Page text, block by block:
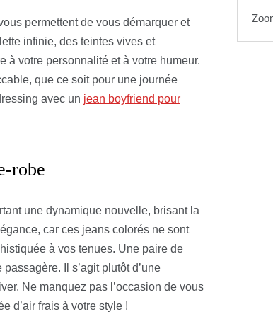
permettent de vous démarquer et
infinie, des teintes vives et
à votre personnalité et à votre humeur.
que ce soit pour une journée
avec un jean boyfriend pour
robe
une dynamique nouvelle, brisant la
car ces jeans colorés ne sont
à vos tenues. Une paire de
Il s’agit plutôt d’une
Ne manquez pas l’occasion de vous
d’air frais à votre style !